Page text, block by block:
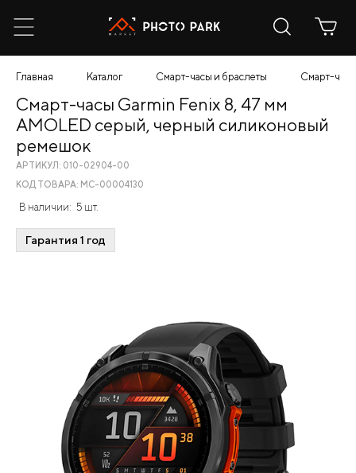
Главная Каталог Смарт-часы и браслеты Смарт-
Смарт-часы Garmin Fenix 8, 47 мм
AMOLED серый, черный силиконовый
ремешок
АРТИКУЛ: 010-02904-00
КОД ТОВАРА: МС-00004130
В наличии: 5 шт.
Гарантия 1 год